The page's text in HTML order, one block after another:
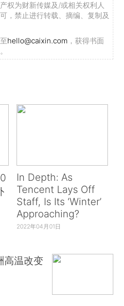
权为财新传媒及/或相关权利人
，禁止进行转载、摘编、复制及
hello@caixin.com ，获得书面
In Depth: As
Tencent Lays Off
Staff, Is Its ‘Winter’
Approaching?
2022年04月01日
高温改变